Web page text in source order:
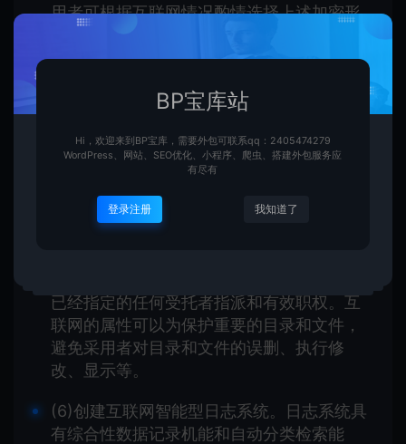
用者可根据互联网情况酌情选择上述加密形
联网设备时，互联网用户端应给文件、目录
的属性与互联网伺服器的文件、目录和互联
网设备联系起来。属性更稳定在职权更稳定
上的天然资源都应预先标出一组更稳定属
性。采用者对互联网天然资源的出访职权对
已经指定的任何受托者指派和有效职权。互
联网的属性可以为保护重要的目录和文件，
避免采用者对目录和文件的误删、执行修
改、显示等。
(6)创建互联网智能型日志系统。日志系统具
有综合性数据记录机能和自动分类检索能
BP宝库站
Hi，欢迎来到BP宝库，需要外包可联系qq：2405474279
WordPress、网站、SEO优化、小程序、爬虫、搭建外包服务应
有尽有
登录注册 我知道了